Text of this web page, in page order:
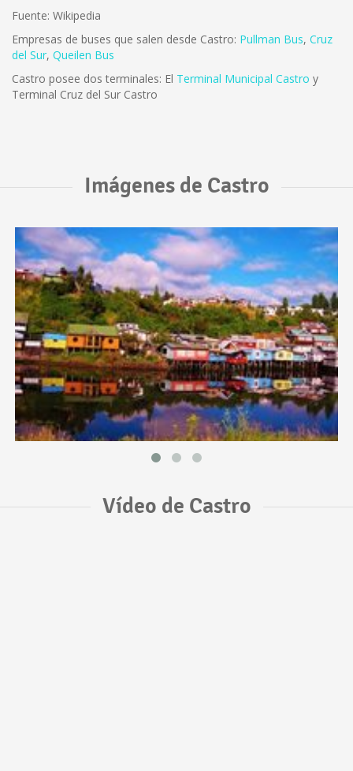
Fuente: Wikipedia
Empresas de buses que salen desde Castro: Pullman Bus, Cruz
del Sur, Queilen Bus
Castro posee dos terminales: El Terminal Municipal Castro y
Terminal Cruz del Sur Castro
Imágenes de Castro
Vídeo de Castro